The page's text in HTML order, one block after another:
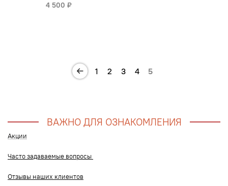
4 500 ₽
1 2 3 4 5
ВАЖНО ДЛЯ ОЗНАКОМЛЕНИЯ
Акции
Часто задаваемые вопросы
Отзывы наших клиентов